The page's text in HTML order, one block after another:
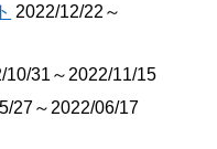
2022/12/22～
10/31～2022/11/15
27～2022/06/17